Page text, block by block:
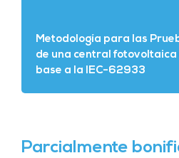
Metodología para las
de una central
base a la IEC-62933
Parcialmente